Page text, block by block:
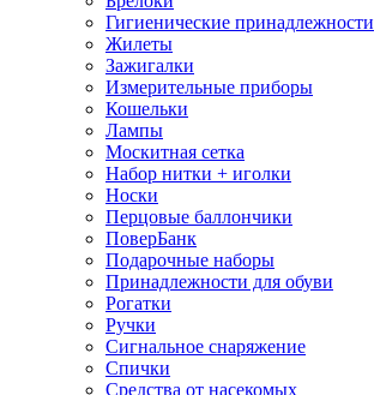
Гигиенические принадлежности
Жилеты
Зажигалки
Измерительные приборы
Кошельки
Лампы
Москитная сетка
Набор нитки + иголки
Носки
Перцовые баллончики
ПоверБанк
Подарочные наборы
Принадлежности для обуви
Рогатки
Ручки
Сигнальное снаряжение
Спички
Средства от насекомых